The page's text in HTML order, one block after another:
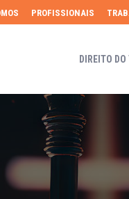
PROFISSIONAIS
DIREITO